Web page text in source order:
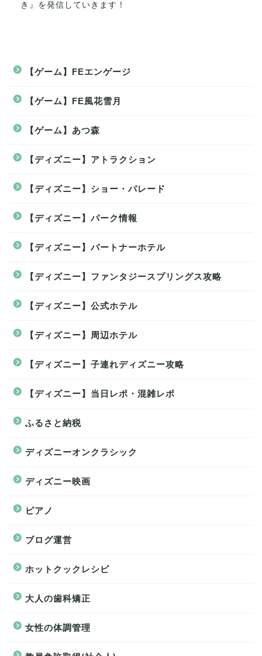
き』を発信していきます！
【ゲーム】FEエンゲージ
【ゲーム】FE風花雪月
【ゲーム】あつ森
【ディズニー】アトラクション
【ディズニー】ショー・パレード
【ディズニー】パーク情報
【ディズニー】パートナーホテル
【ディズニー】ファンタジースプリングス攻略
【ディズニー】公式ホテル
【ディズニー】周辺ホテル
【ディズニー】子連れディズニー攻略
【ディズニー】当日レポ・混雑レポ
ふるさと納税
ディズニーオンクラシック
ディズニー映画
ピアノ
ブログ運営
ホットクックレシピ
大人の歯科矯正
女性の体調管理